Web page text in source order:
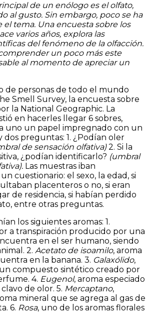
de un enólogo es el olfato,
al gusto. Sin embargo, poco se ha
el tema. Una encuesta sobre los
varios años, explora las
del fenómeno de la olfacción.
un poco más este
al momento de apreciar un
de personas de todo el mundo
Smell Survey, la encuesta sobre
la National Geographic. La
en hacerles llegar 6 sobres,
uno un papel impregnado con un
preguntas: 1. ¿Podían oler
de sensación olfativa)2. Si la
¿podían identificarlo? (umbral
Las muestras iban
cuestionario: el sexo, la edad, si
placenteros o no, si eran
de residencia, si habían perdido
entre otras preguntas.
los siguientes aromas: 1.
a transpiración producido por una
en el ser humano, siendo
2. Acetato de isoamilo, aroma
en la banana. 3. Galaxólido,
compuesto sintético creado por
4. Eugenol, aroma especiado
de olor. 5. Mercaptano,
mineral que se agrega al gas de
6. Rosa, uno de los aromas florales